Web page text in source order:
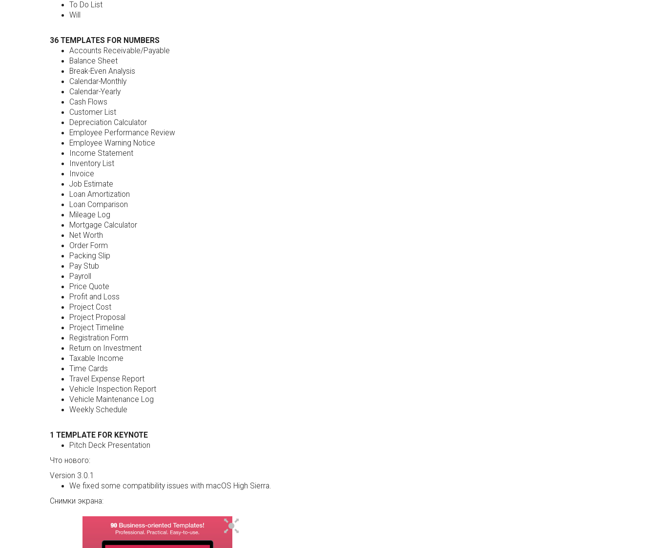
To Do List
Will
36 TEMPLATES FOR NUMBERS
Accounts Receivable/Payable
Balance Sheet
Break-Even Analysis
Calendar-Monthly
Calendar-Yearly
Cash Flows
Customer List
Depreciation Calculator
Employee Performance Review
Employee Warning Notice
Income Statement
Inventory List
Invoice
Job Estimate
Loan Amortization
Loan Comparison
Mileage Log
Mortgage Calculator
Net Worth
Order Form
Packing Slip
Pay Stub
Payroll
Price Quote
Profit and Loss
Project Cost
Project Proposal
Project Timeline
Registration Form
Return on Investment
Taxable Income
Time Cards
Travel Expense Report
Vehicle Inspection Report
Vehicle Maintenance Log
Weekly Schedule
1 TEMPLATE FOR KEYNOTE
Pitch Deck Presentation
Что нового:
Version 3.0.1
We fixed some compatibility issues with macOS High Sierra.
Снимки экрана: